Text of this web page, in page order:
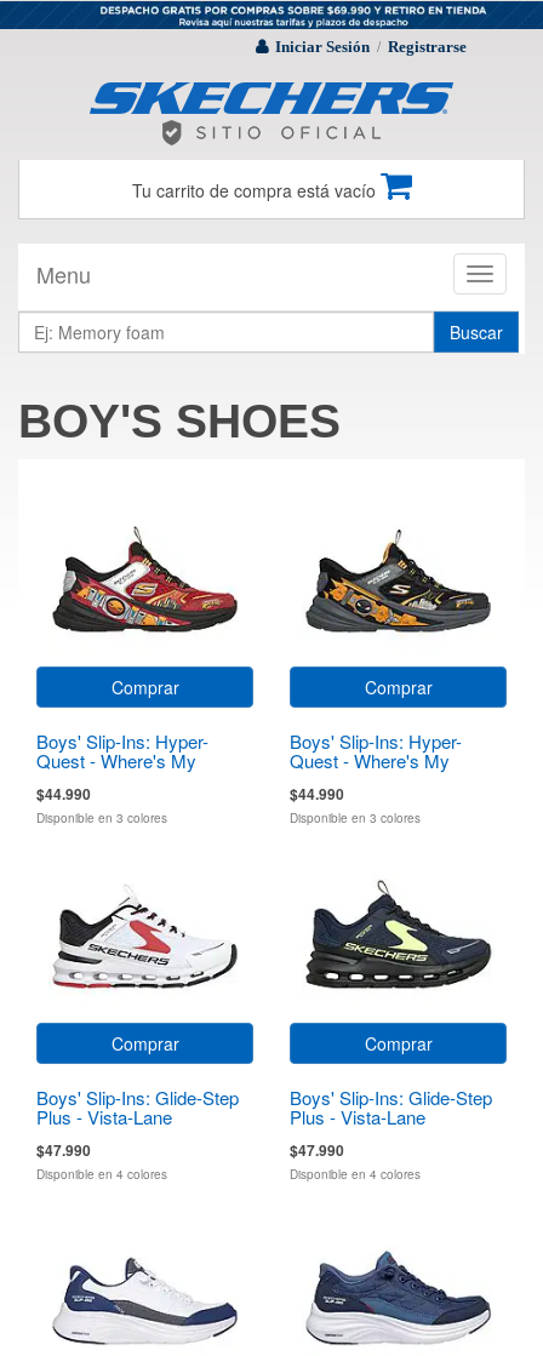
Iniciar Sesión / Registrarse
Tu carrito de compra está vacío
Toggle
Menu
Buscar
BOY'S SHOES
Comprar
Boys' Slip-Ins: Hyper-
Quest - Where's My
$44.990
Disponible en 3 colores
Comprar
Boys' Slip-Ins: Hyper-
Quest - Where's My
$44.990
Disponible en 3 colores
Comprar
Boys' Slip-Ins: Glide-Step
Plus - Vista-Lane
$47.990
Disponible en 4 colores
Comprar
Boys' Slip-Ins: Glide-Step
Plus - Vista-Lane
$47.990
Disponible en 4 colores